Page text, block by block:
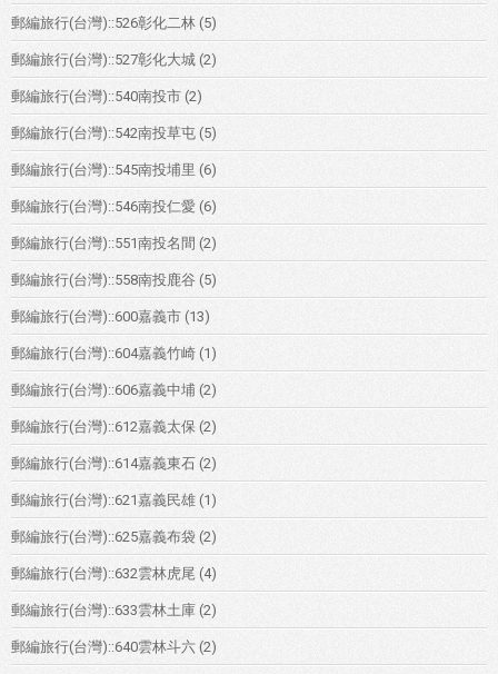
郵編旅行(台灣)::526彰化二林 (5)
郵編旅行(台灣)::527彰化大城 (2)
郵編旅行(台灣)::540南投市 (2)
郵編旅行(台灣)::542南投草屯 (5)
郵編旅行(台灣)::545南投埔里 (6)
郵編旅行(台灣)::546南投仁愛 (6)
郵編旅行(台灣)::551南投名間 (2)
郵編旅行(台灣)::558南投鹿谷 (5)
郵編旅行(台灣)::600嘉義市 (13)
郵編旅行(台灣)::604嘉義竹崎 (1)
郵編旅行(台灣)::606嘉義中埔 (2)
郵編旅行(台灣)::612嘉義太保 (2)
郵編旅行(台灣)::614嘉義東石 (2)
郵編旅行(台灣)::621嘉義民雄 (1)
郵編旅行(台灣)::625嘉義布袋 (2)
郵編旅行(台灣)::632雲林虎尾 (4)
郵編旅行(台灣)::633雲林土庫 (2)
郵編旅行(台灣)::640雲林斗六 (2)